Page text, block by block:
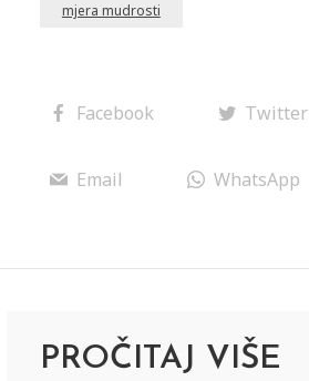
mjera mudrosti
Facebook Twitter
Email WhatsApp
PROČITAJ VIŠE